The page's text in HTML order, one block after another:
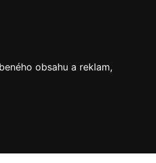
obsahu a reklam,